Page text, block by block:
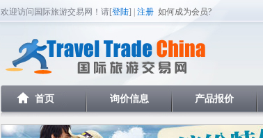
欢迎访问国际旅游交易网！请[登陆] | 注册 如何成为会员?
首页 询价信息 产品报价